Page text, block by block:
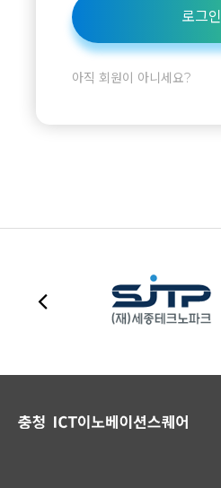
로그인
아직 회원이 아니세요?